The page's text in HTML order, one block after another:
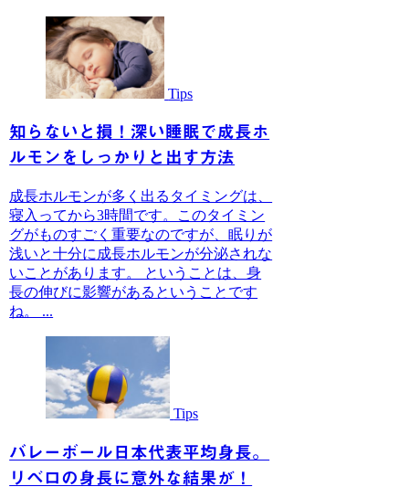
Tips
知らないと損！深い睡眠で成長ホ
ルモンをしっかりと出す方法
成長ホルモンが多く出るタイミングは、
寝入ってから3時間です。このタイミン
グがものすごく重要なのですが、眠りが
浅いと十分に成長ホルモンが分泌されな
いことがあります。 ということは、身
長の伸びに影響があるということです
ね。 ...
Tips
バレーボール日本代表平均身長。
リベロの身長に意外な結果が！